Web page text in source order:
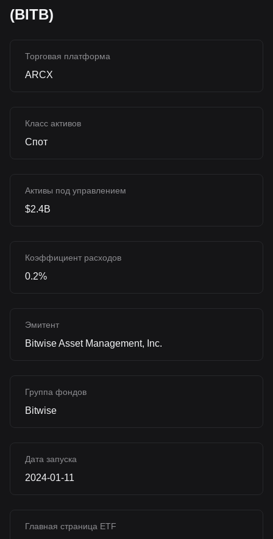
(BITB)
Торговая платформа
ARCX
Класс активов
Спот
Активы под управлением
$2.4B
Коэффициент расходов
0.2%
Эмитент
Bitwise Asset Management, Inc.
Группа фондов
Bitwise
Дата запуска
2024-01-11
Главная страница ETF